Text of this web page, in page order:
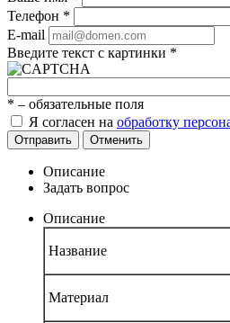
Телефон *
E-mail
Введите текст с картинки *
* – обязательные поля
Я согласен на обработку
Отправить Отменить
Описание
Задать вопрос
Описание
Название
Материал